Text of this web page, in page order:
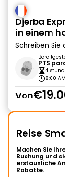
Djerba
in einem
Schreiben Sie
PTS
4
8:00
Von
Reise
Machen Sie
Buchung und
erstaunliche
Rabatte.